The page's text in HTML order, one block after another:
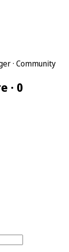
· Community
· 0